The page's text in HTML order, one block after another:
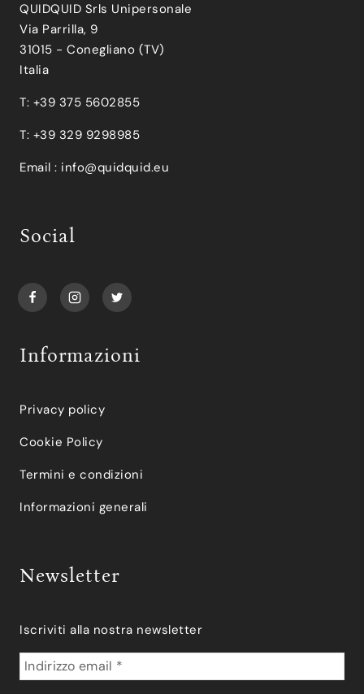
QUIDQUID Srls Unipersonale
Via Parrilla, 9
31015 - Conegliano (TV)
Italia
T: +39 375 5602855
T: +39 329 9298985
Email : info@quidquid.eu
Social
Informazioni
Privacy policy
Cookie Policy
Termini e condizioni
Informazioni generali
Newsletter
Iscriviti alla nostra newsletter